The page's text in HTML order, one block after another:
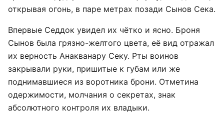
открывая огонь, в паре метрах позади Сынов Сека.
Впервые Седдок увидел их чётко и ясно. Броня
Сынов была грязно-желтого цвета, её вид отражал
их верность Анакванару Секу. Рты воинов
закрывали руки, пришитые к губам или же
поднимавшиеся из воротника брони. Отметина
одержимости, молчания о секретах, знак
абсолютного контроля их владыки.